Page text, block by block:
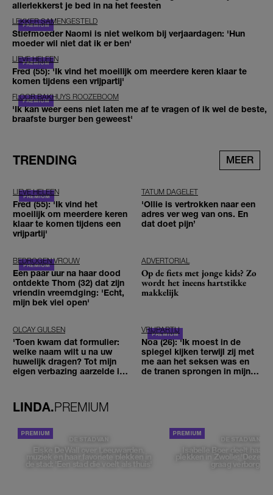
allerlekkerst je bed in na het feesten
LEKKER SAMENGESTELD
Stiefmoeder Naomi is niet welkom bij verjaardagen: 'Hun
moeder wil niet dat ik er ben'
LIEVE HELEEN
Fred (55): 'Ik vind het moeilijk om meerdere keren klaar te
komen tijdens een vrijpartij'
FLOOR BAKHUYS ROOZEBOOM
'Ik kan weer eens niet laten me af te vragen of ik wel de beste,
braafste burger ben geweest'
TRENDING MEER
LIEVE HELEEN
Fred (55): 'Ik vind het
moeilijk om meerdere keren
klaar te komen tijdens een
vrijpartij'
TATUM DAGELET
'Ollie is vertrokken naar een
adres ver weg van ons. En
dat doet pijn’
BEDROGEN VROUW
Een paar uur na haar dood
ontdekte Thom (32) dat zijn
vriendin vreemdging: 'Echt,
mijn bek viel open'
ADVERTORIAL
Op de fiets met jonge kids? Zo
wordt het ineens hartstikke
makkelijk
OLCAY GULSEN
'Toen kwam dat formulier:
welke naam wilt u na uw
huwelijk dragen? Tot mijn
eigen verbazing aarzelde ik
VRIJPARTIJ
Noa (26): 'Ik moest in de
spiegel kijken terwijl zij met
me aan het seksen was en
de tranen sprongen in mijn
LINDA.PREMIUM
DE STAD VAN
Elske DeWall over Leeuwarden,
muziek en haar favoriete plekken in
de stad: 'Een stad die voelt als thuis'
DE STAD VAN
Isabelle Boer deelt haar
plekken in Zwolle: 'Deze
graag verborgen'